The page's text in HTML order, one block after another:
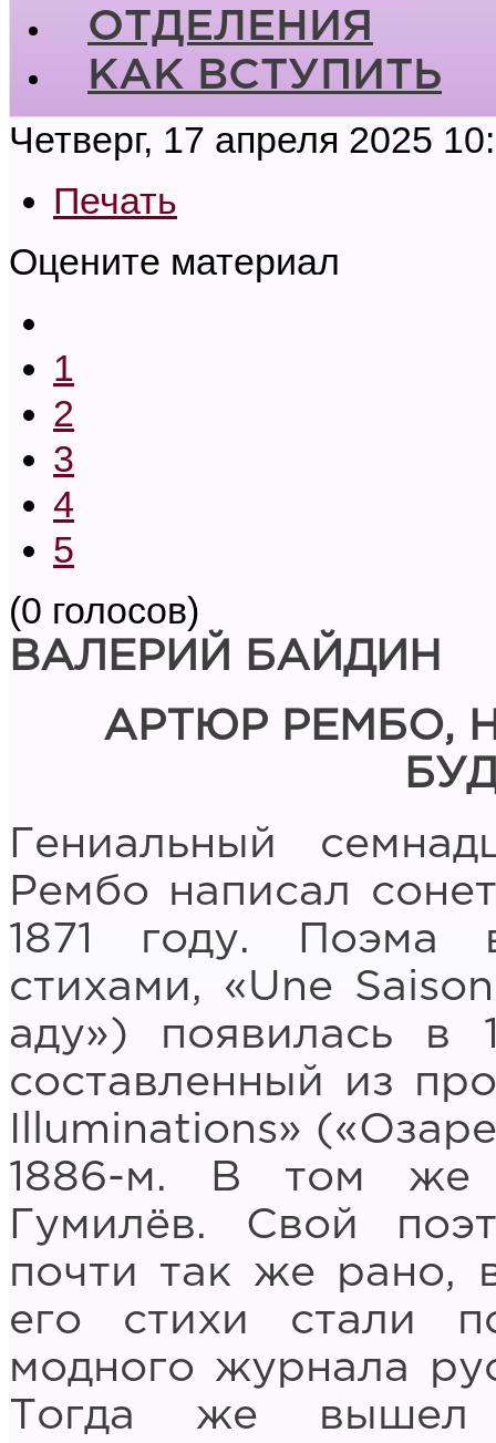
ОТДЕЛЕНИЯ
КАК ВСТУПИТЬ
Четверг, 17 апреля 2025
Печать
Оцените материал
1
2
3
4
5
(0 голосов)
ВАЛЕРИЙ БАЙДИН
АРТЮР РЕМБО,
Гениальный
Рембо написал
1871 году. Поэма
стихами, «Une
аду») появилась в
составленный из
Illuminations»
1886-м. В том же
Гумилёв. Свой
почти так же рано,
его стихи стали
модного журнала
Тогда же